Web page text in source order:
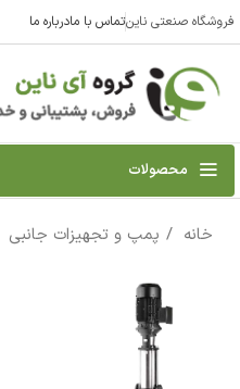
فروشگاه صنعتی ناینتماس با مادرباره ما
محصولات
خانه پمپ و تجهیزات جانبی